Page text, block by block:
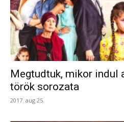
Megtudtuk, mikor indul
török sorozata
2017. aug 25.